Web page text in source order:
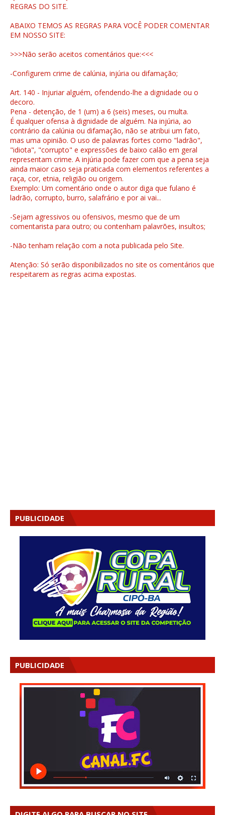
REGRAS DO SITE.
ABAIXO TEMOS AS REGRAS PARA VOCÊ PODER COMENTAR
EM NOSSO SITE:
>>>Não serão aceitos comentários que:<<<
-Configurem crime de calúnia, injúria ou difamação;
Art. 140 - Injuriar alguém, ofendendo-lhe a dignidade ou o
decoro.
Pena - detenção, de 1 (um) a 6 (seis) meses, ou multa.
É qualquer ofensa à dignidade de alguém. Na injúria, ao
contrário da calúnia ou difamação, não se atribui um fato,
mas uma opinião. O uso de palavras fortes como "ladrão",
"idiota", "corrupto" e expressões de baixo calão em geral
representam crime. A injúria pode fazer com que a pena seja
ainda maior caso seja praticada com elementos referentes a
raça, cor, etnia, religião ou origem.
Exemplo: Um comentário onde o autor diga que fulano é
ladrão, corrupto, burro, salafrário e por ai vai...
-Sejam agressivos ou ofensivos, mesmo que de um
comentarista para outro; ou contenham palavrões, insultos;
-Não tenham relação com a nota publicada pelo Site.
Atenção: Só serão disponibilizados no site os comentários que
respeitarem as regras acima expostas.
PUBLICIDADE
PUBLICIDADE